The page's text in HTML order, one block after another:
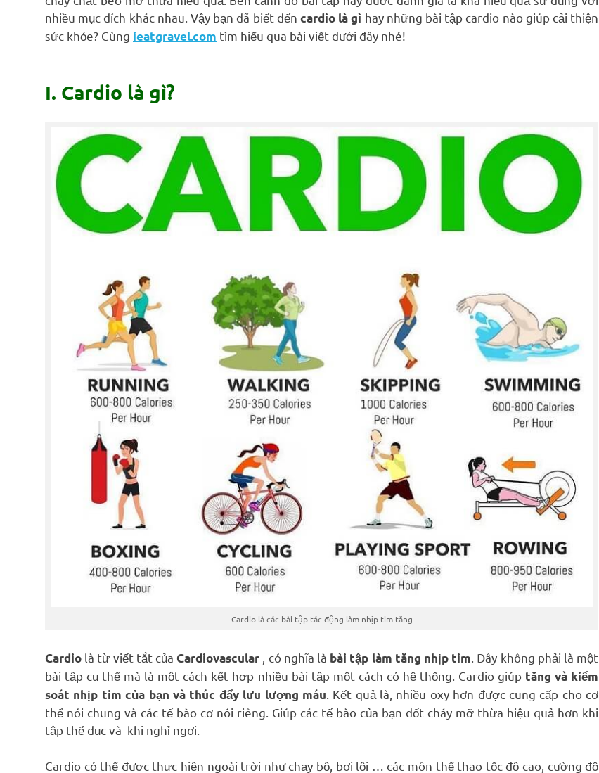
nhiều mục đích khác nhau. Vậy bạn đã biết đến cardio là gì hay những bài tập cardio nào giúp cải thiện
sức khỏe? Cùng ieatgravel.com tìm hiểu qua bài viết dưới đây nhé!
I. Cardio là gì?
Cardio là các bài tập tác động làm nhịp tim tăng
Cardio là từ viết tắt của Cardiovascular , có nghĩa là bài tập làm tăng nhịp tim. Đây không phải là một
bài tập cụ thể mà là một cách kết hợp nhiều bài tập một cách có hệ thống. Cardio giúp tăng và kiểm
soát nhịp tim của bạn và thúc đẩy lưu lượng máu. Kết quả là, nhiều oxy hơn được cung cấp cho cơ
thể nói chung và các tế bào cơ nói riêng. Giúp các tế bào của bạn đốt cháy mỡ thừa hiệu quả hơn khi
tập thể dục và khi nghỉ ngơi.
Cardio có thể được thực hiện ngoài trời như chạy bộ, bơi lội … các môn thể thao tốc độ cao, cường độ